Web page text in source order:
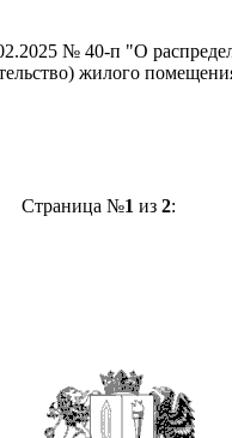
№ 40-п "О
жилого
Страница №1 из 2: